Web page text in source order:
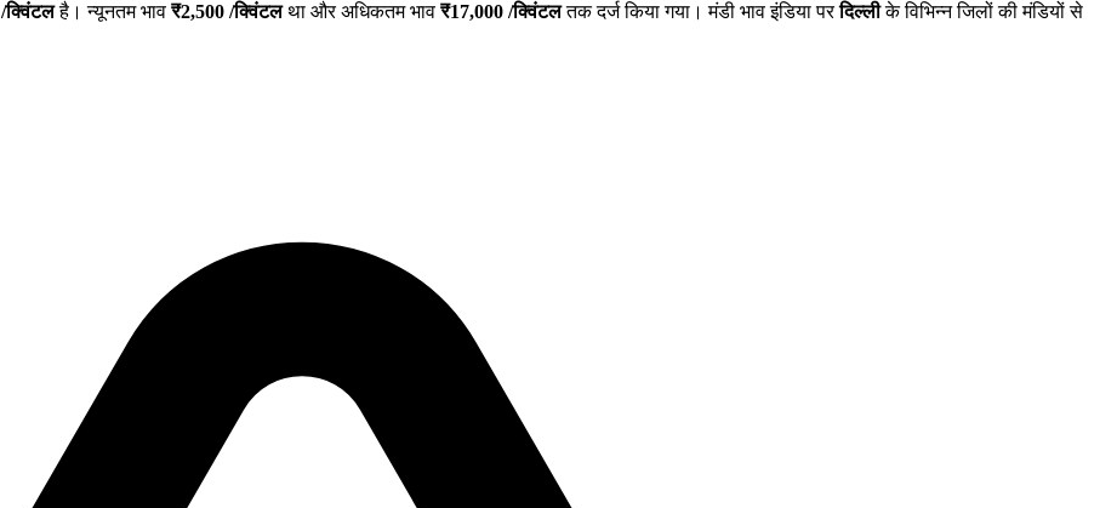
/क्विंटलहै। न्यूनतम भाव ₹2,500 /क्विंटलथा और अधिकतम भाव ₹17,000 /क्विंटलतक दर्ज किया गया। मंडी भाव इंडिया परदिल्लीके विभिन्न जिलों की मंडियों से